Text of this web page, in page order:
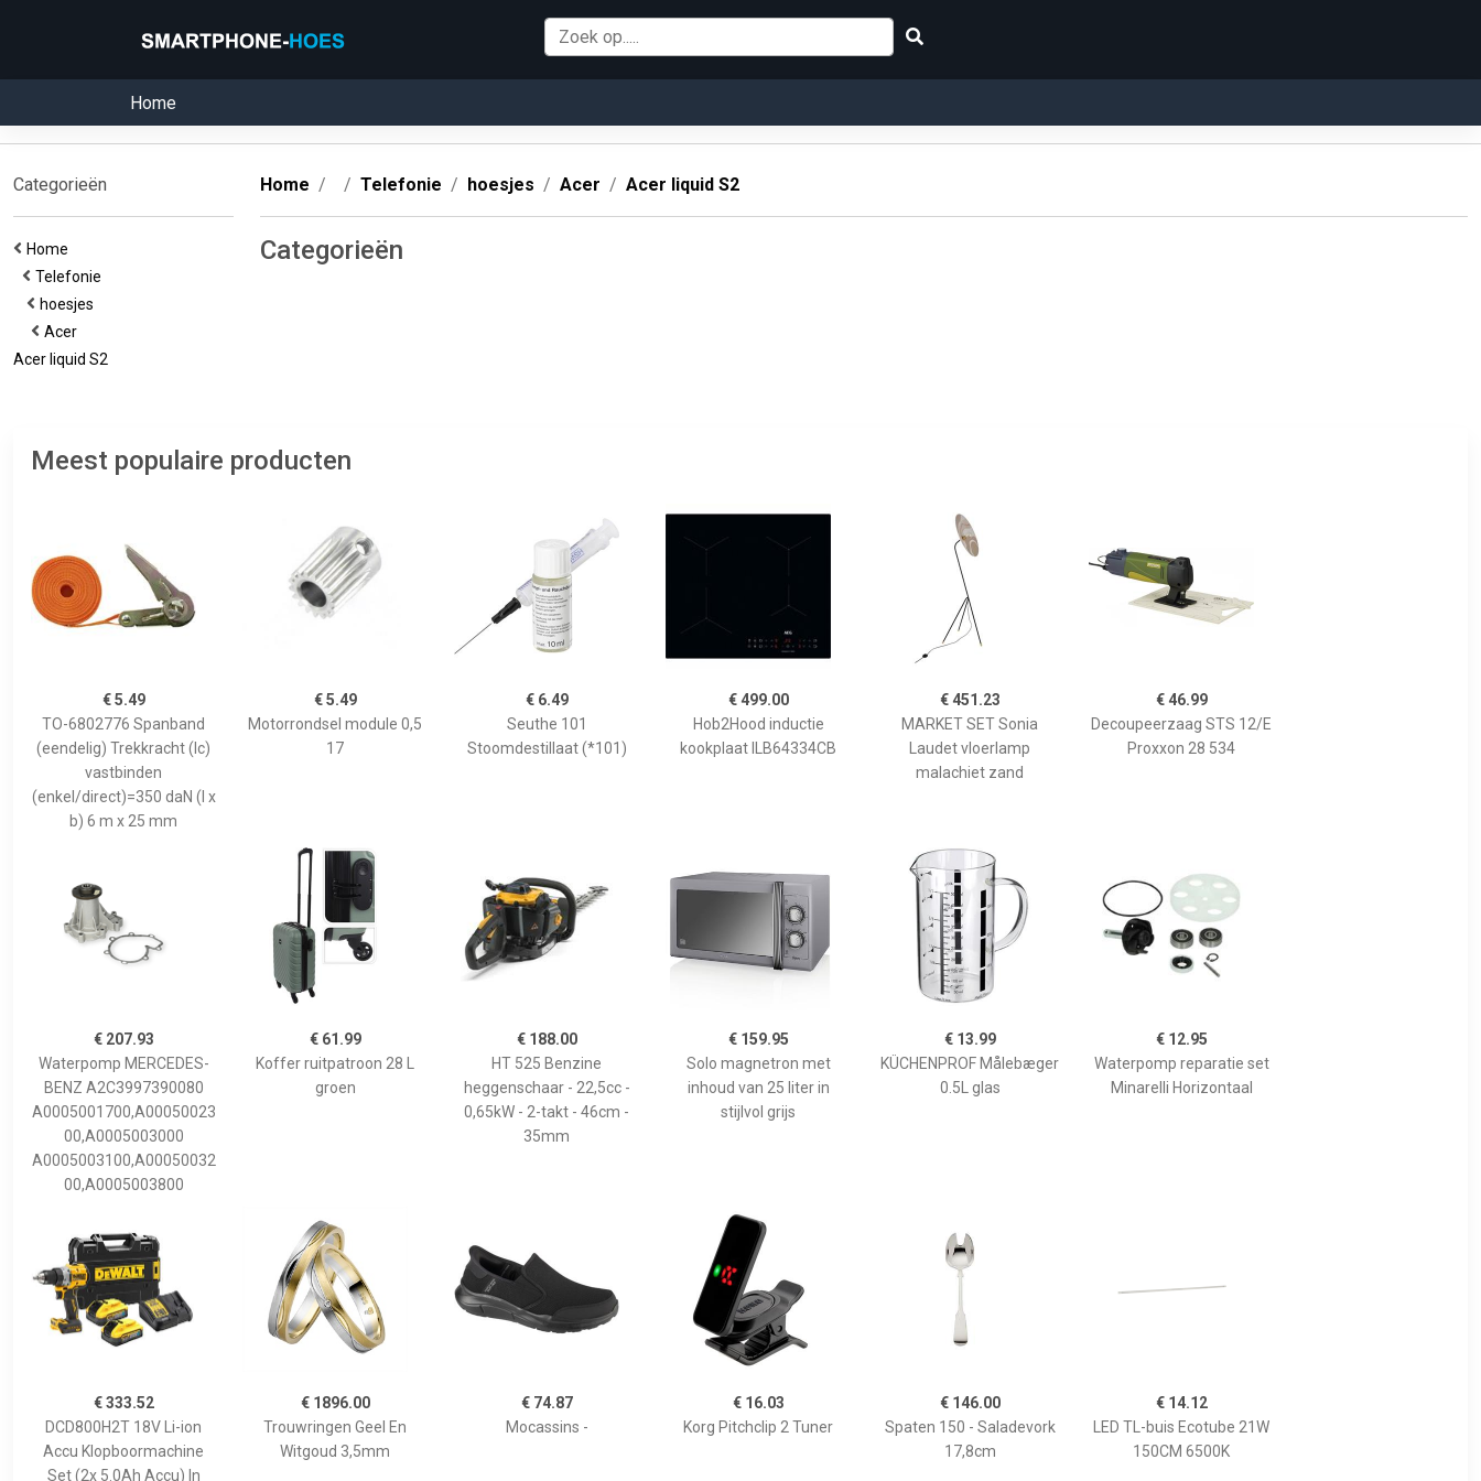
Home
Categorieën
Home
Telefonie
hoesjes
Acer
Acer liquid S2
Home Telefonie hoesjes Acer Acer liquid S2
Categorieën
Meest populaire producten
€ 5.49
TO-6802776 Spanband
(eendelig) Trekkracht (lc)
vastbinden
(enkel/direct)=350 daN (l x
b) 6 m x 25 mm
€ 5.49
Motorrondsel module 0,5
17
€ 6.49
Seuthe 101
Stoomdestillaat (*101)
€ 499.00
Hob2Hood inductie
kookplaat ILB64334CB
€ 451.23
MARKET SET Sonia
Laudet vloerlamp
malachiet zand
€ 46.99
Decoupeerzaag STS 12/E
Proxxon 28 534
€ 207.93
Waterpomp MERCEDES-
BENZ A2C3997390080
A0005001700,A00050023
00,A0005003000
A0005003100,A00050032
00,A0005003800
€ 61.99
Koffer ruitpatroon 28 L
groen
€ 188.00
HT 525 Benzine
heggenschaar - 22,5cc -
0,65kW - 2-takt - 46cm -
35mm
€ 159.95
Solo magnetron met
inhoud van 25 liter in
stijlvol grijs
€ 13.99
KÜCHENPROF Målebæger
0.5L glas
€ 12.95
Waterpomp reparatie set
Minarelli Horizontaal
€ 333.52
DCD800H2T 18V Li-ion
Accu Klopboormachine
Set (2x 5.0Ah Accu) In
€ 1896.00
Trouwringen Geel En
Witgoud 3,5mm
€ 74.87
Mocassins -
€ 16.03
Korg Pitchclip 2 Tuner
€ 146.00
Spaten 150 - Saladevork
17,8cm
€ 14.12
LED TL-buis Ecotube 21W
150CM 6500K